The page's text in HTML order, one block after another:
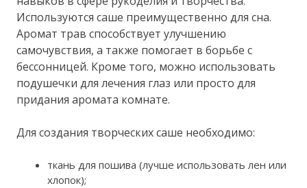
Используются саше преимущественно для сна.
Аромат трав способствует улучшению
самочувствия, а также помогает в борьбе с
бессонницей. Кроме того, можно использовать
подушечки для лечения глаз или просто для
придания аромата комнате.
Для создания творческих саше необходимо:
ткань для пошива (лучше использовать лен или
хлопок);